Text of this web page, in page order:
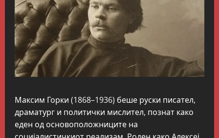
Максим Горки (1868–1936) беше руски писател,
драматург и политички мислител, познат како
еден од основоположниците на